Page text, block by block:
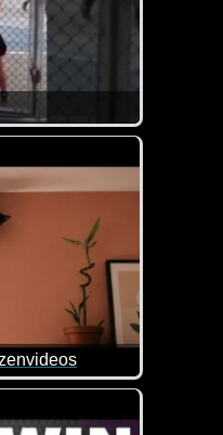
lustigen Videos mit